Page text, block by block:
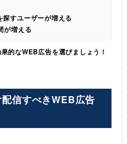
すユーザーが増える
が増える
的なWEB広告を選びましょう！
信すべきWEB広告